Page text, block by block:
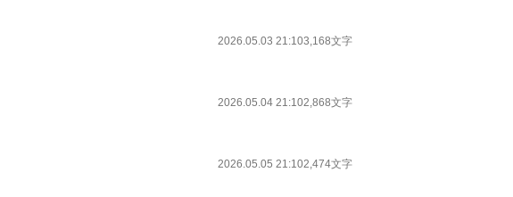
2026.05.03 21:103,168文字
2026.05.04 21:102,868文字
2026.05.05 21:102,474文字